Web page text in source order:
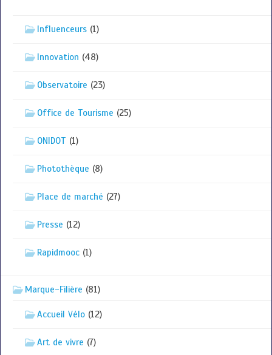
Influenceurs (1)
Innovation (48)
Observatoire (23)
Office de Tourisme (25)
ONIDOT (1)
Photothèque (8)
Place de marché (27)
Presse (12)
Rapidmooc (1)
Marque-Filière (81)
Accueil Vélo (12)
Art de vivre (7)